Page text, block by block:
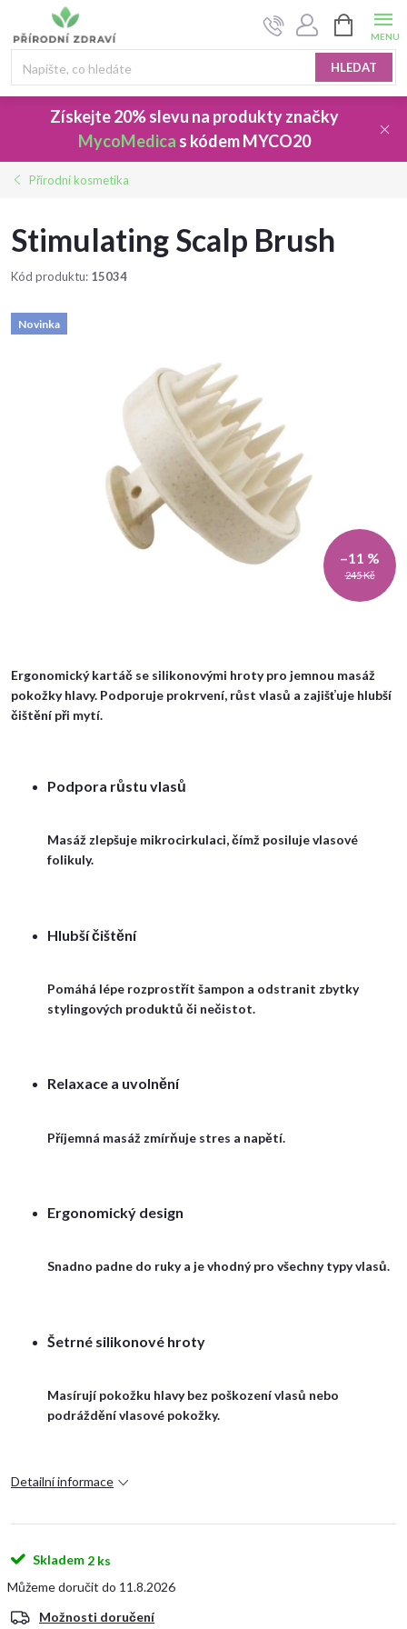
obsah
HLEDAT
KOŠÍK
Získejte 20% slevu na produkty značky
MycoMedica s kódemMYCO20
Přírodní kosmetika
Stimulating Scalp Brush
Kód produktu: 15034
Novinka
245 Kč
–11 %
Ergonomický kartáč se silikonovými hroty pro jemnou masáž
pokožky hlavy. Podporuje prokrvení, růst vlasů a zajišťuje hlubší
čištění při mytí.
Podpora růstu vlasů
Masáž zlepšuje mikrocirkulaci, čímž posiluje vlasové
folikuly.
Hlubší čištění
Pomáhá lépe rozprostřít šampon a odstranit zbytky
stylingových produktů či nečistot.
Relaxace a uvolnění
Příjemná masáž zmírňuje stres a napětí.
Ergonomický design
Snadno padne do ruky a je vhodný pro všechny typy vlasů.
Šetrné silikonové hroty
Masírují pokožku hlavy bez poškození vlasů nebo
podráždění vlasové pokožky.
Detailní informace
Skladem 2 ks
11.8.2026
Možnosti doručení